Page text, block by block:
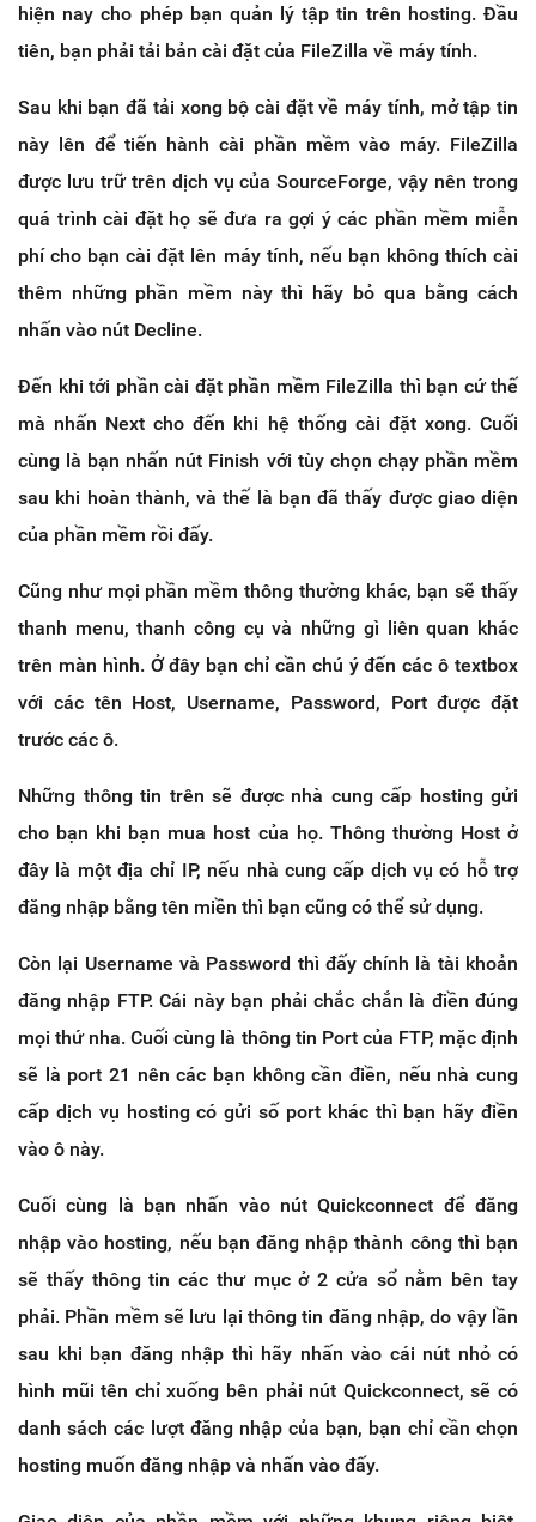
hiện nay cho phép bạn quản lý tập tin trên hosting. Đầu
tiên, bạn phải tải bản cài đặt của FileZilla về máy tính.
Sau khi bạn đã tải xong bộ cài đặt về máy tính, mở tập tin
này lên để tiến hành cài phần mềm vào máy. FileZilla
được lưu trữ trên dịch vụ của SourceForge, vậy nên trong
quá trình cài đặt họ sẽ đưa ra gợi ý các phần mềm miễn
phí cho bạn cài đặt lên máy tính, nếu bạn không thích cài
thêm những phần mềm này thì hãy bỏ qua bằng cách
nhấn vào nút Decline.
Đến khi tới phần cài đặt phần mềm FileZilla thì bạn cứ thế
mà nhấn Next cho đến khi hệ thống cài đặt xong. Cuối
cùng là bạn nhấn nút Finish với tùy chọn chạy phần mềm
sau khi hoàn thành, và thế là bạn đã thấy được giao diện
của phần mềm rồi đấy.
Cũng như mọi phần mềm thông thường khác, bạn sẽ thấy
thanh menu, thanh công cụ và những gì liên quan khác
trên màn hình. Ở đây bạn chỉ cần chú ý đến các ô textbox
với các tên Host, Username, Password, Port được đặt
trước các ô.
Những thông tin trên sẽ được nhà cung cấp hosting gửi
cho bạn khi bạn mua host của họ. Thông thường Host ở
đây là một địa chỉ IP, nếu nhà cung cấp dịch vụ có hỗ trợ
đăng nhập bằng tên miền thì bạn cũng có thể sử dụng.
Còn lại Username và Password thì đấy chính là tài khoản
đăng nhập FTP. Cái này bạn phải chắc chắn là điền đúng
mọi thứ nha. Cuối cùng là thông tin Port của FTP, mặc định
sẽ là port 21 nên các bạn không cần điền, nếu nhà cung
cấp dịch vụ hosting có gửi số port khác thì bạn hãy điền
vào ô này.
Cuối cùng là bạn nhấn vào nút Quickconnect để đăng
nhập vào hosting, nếu bạn đăng nhập thành công thì bạn
sẽ thấy thông tin các thư mục ở 2 cửa sổ nằm bên tay
phải. Phần mềm sẽ lưu lại thông tin đăng nhập, do vậy lần
sau khi bạn đăng nhập thì hãy nhấn vào cái nút nhỏ có
hình mũi tên chỉ xuống bên phải nút Quickconnect, sẽ có
danh sách các lượt đăng nhập của bạn, bạn chỉ cần chọn
hosting muốn đăng nhập và nhấn vào đấy.